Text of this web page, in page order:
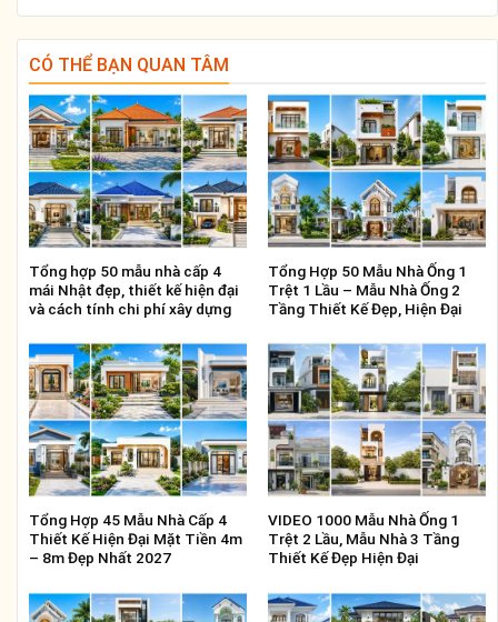
CÓ THỂ BẠN QUAN TÂM
Tổng hợp 50 mẫu nhà cấp 4
mái Nhật đẹp, thiết kế hiện đại
và cách tính chi phí xây dựng
Tổng Hợp 50 Mẫu Nhà Ống 1
Trệt 1 Lầu – Mẫu Nhà Ống 2
Tầng Thiết Kế Đẹp, Hiện Đại
Tổng Hợp 45 Mẫu Nhà Cấp 4
Thiết Kế Hiện Đại Mặt Tiền 4m
– 8m Đẹp Nhất 2027
VIDEO 1000 Mẫu Nhà Ống 1
Trệt 2 Lầu, Mẫu Nhà 3 Tầng
Thiết Kế Đẹp Hiện Đại